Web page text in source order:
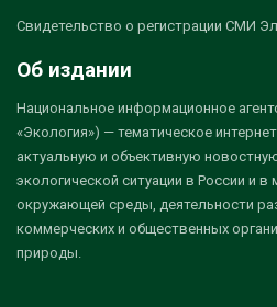
Свидетельство о регистрации СМИ
Об издании
Национальное информационное
«Экология») — тематическое
актуальную и объективную
экологической ситуации в России и в
окружающей среды, деятельности
коммерческих и общественных
природы.